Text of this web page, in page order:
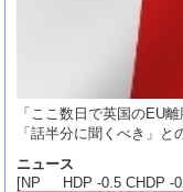
「ここ数日で英国のEU
「話半分に聞くべき」と
ニュース
[NP HDP -0.5 CHDP -